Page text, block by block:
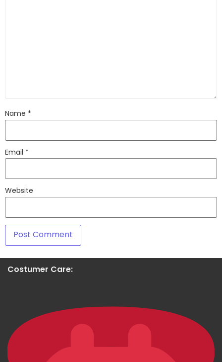
Name *
Email *
Website
Costumer Care: